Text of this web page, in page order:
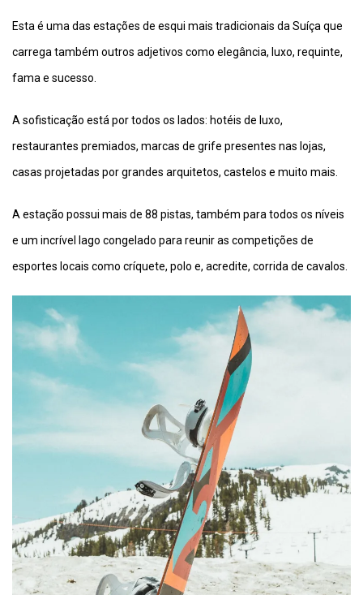
Esta é uma das estações de esqui mais tradicionais da Suíça que
carrega também outros adjetivos como elegância, luxo, requinte,
fama e sucesso.
A sofisticação está por todos os lados: hotéis de luxo,
restaurantes premiados, marcas de grife presentes nas lojas,
casas projetadas por grandes arquitetos, castelos e muito mais.
A estação possui mais de 88 pistas, também para todos os níveis
e um incrível lago congelado para reunir as competições de
esportes locais como críquete, polo e, acredite, corrida de cavalos.